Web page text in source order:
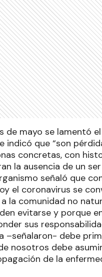
de mayo se lamentó
indicó que “son
concretas, con
la ausencia de un
señaló que
el coronavirus se
la comunidad no
evitarse y porque
sus
–señalaron- debe
nosotros debe
de la